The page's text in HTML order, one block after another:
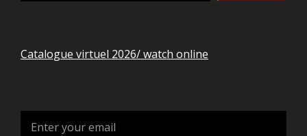
Catalogue virtuel 2026/ watch online